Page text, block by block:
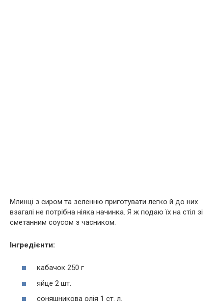
Млинці з сиром та зеленню приготувати легко й до них
взагалі не потрібна ніяка начинка. Я ж подаю їх на стіл зі
сметанним соусом з часником.
Інгредієнти:
кабачок 250 г
яйце 2 шт.
соняшникова олія 1 ст. л.